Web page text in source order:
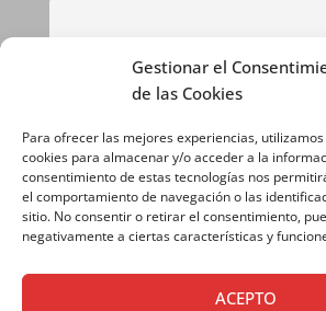
Gestionar el
de las Cookies
Para ofrecer las mejores experiencias,
cookies para almacenar y/o acceder a la
consentimiento de estas tecnologías nos
el comportamiento de navegación o las
sitio. No consentir o retirar el consentimiento,
negativamente a ciertas características y
ACEPTO
Si continúas, aceptas la política